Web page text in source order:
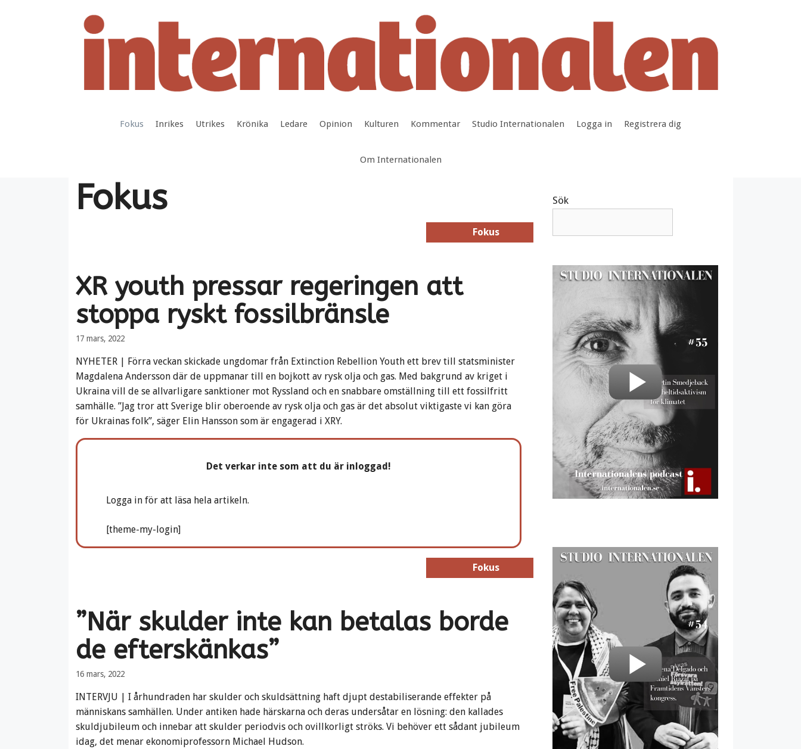
Fokus Inrikes Utrikes Krönika Ledare Opinion Kulturen Kommentar Studio Internationalen Logga in Registrera dig
Om Internationalen
Fokus
Fokus
Fokus
XR youth pressar regeringen att
stoppa ryskt fossilbränsle
17 mars, 2022
NYHETER | Förra veckan skickade ungdomar från Extinction Rebellion Youth ett brev till statsminister
Magdalena Andersson där de uppmanar till en bojkott av rysk olja och gas. Med bakgrund av kriget i
Ukraina vill de se allvarligare sanktioner mot Ryssland och en snabbare omställning till ett fossilfritt
samhälle. ”Jag tror att Sverige blir oberoende av rysk olja och gas är det absolut viktigaste vi kan göra
för Ukrainas folk”, säger Elin Hansson som är engagerad i XRY.
Det verkar inte som att du är inloggad!
Logga in för att läsa hela artikeln.
[theme-my-login]
Fokus
Fokus
”När skulder inte kan betalas borde
de efterskänkas”
16 mars, 2022
INTERVJU | I århundraden har skulder och skuldsättning haft djupt destabiliserande effekter på
människans samhällen. Under antiken hade härskarna och deras undersåtar en lösning: den kallades
skuldjubileum och innebar att skulder periodvis och ovillkorligt ströks. Vi behöver ett sådant jubileum
idag, det menar ekonomiprofessorn Michael Hudson.
Sök